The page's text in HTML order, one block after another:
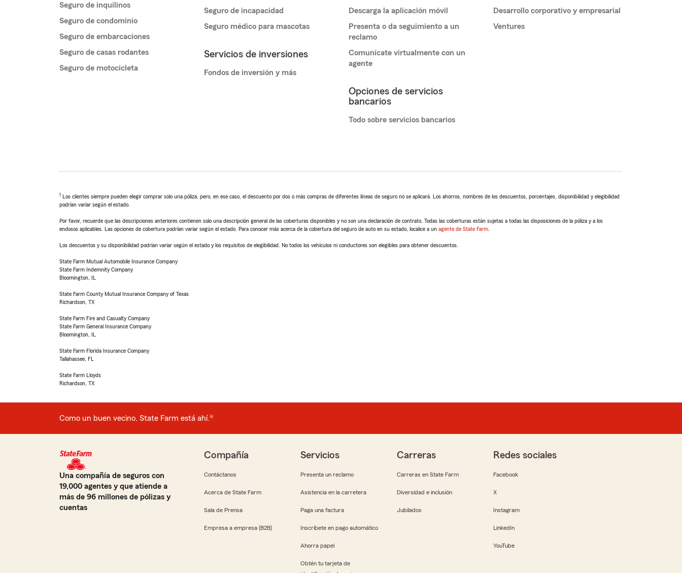
Seguro de inquilinos
Seguro de condominio
Seguro de embarcaciones
Seguro de casas rodantes
Seguro de motocicleta
Seguro de incapacidad
Seguro médico para mascotas
Servicios de inversiones
Fondos de inversión y más
Descarga la aplicación móvil
Presenta o da seguimiento a un
reclamo
Comunícate virtualmente con un
agente
Opciones de servicios
bancarios
Todo sobre servicios bancarios
Desarrollo corporativo y empresarial
Ventures
1 Los clientes siempre pueden elegir comprar solo una póliza, pero, en ese caso, el descuento por dos o más compras de diferentes líneas de seguro no se aplicará. Los ahorros, nombres de los descuentos, porcentajes, disponibilidad y elegibilidad
podrían variar según el estado.
Por favor, recuerde que las descripciones anteriores contienen solo una descripción general de las coberturas disponibles y no son una declaración de contrato. Todas las coberturas están sujetas a todas las disposiciones de la póliza y a los
endosos aplicables. Las opciones de cobertura podrían variar según el estado. Para conocer más acerca de la cobertura del seguro de auto en su estado, localice a un agente de State Farm
Los descuentos y su disponibilidad podrían variar según el estado y los requisitos de elegibilidad. No todos los vehículos ni conductores son elegibles para obtener descuentos.
State Farm Mutual Automobile Insurance Company
State Farm Indemnity Company
Bloomington, IL
State Farm County Mutual Insurance Company of Texas
Richardson, TX
State Farm Fire and Casualty Company
State Farm General Insurance Company
Bloomington, IL
State Farm Florida Insurance Company
Tallahassee, FL
State Farm Lloyds
Richardson, TX
Como un buen vecino, State Farm está ahí.®
Una compañía de seguros con
19,000 agentes y que atiende a
más de 96 millones de pólizas y
cuentas
Compañía
Contáctanos
Acerca de State Farm
Sala de Prensa
Empresa a empresa (B2B)
Servicios
Presenta un reclamo
Asistencia en la carretera
Paga una factura
Inscríbete en pago automático
Ahorra papel
Obtén tu tarjeta de
Carreras
Carreras en State Farm
Diversidad e inclusión
Jubilados
Redes sociales
Facebook
X
Instagram
LinkedIn
YouTube